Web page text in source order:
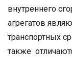
внутреннего
агрегатов
транспортных
также